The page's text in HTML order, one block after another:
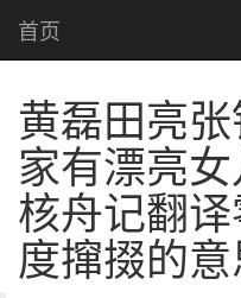
首页
黄磊田亮
家有漂亮
核舟记翻
度撺掇的